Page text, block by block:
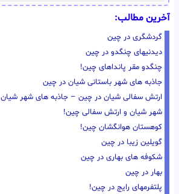
آخرین مطالب:
گردشگری در چین
دیدنیهای چنگدو در چین
چنگدو مقر پانداهای چین!
جاذبه های شهر باستانی شیان در چین
ارتش سفالی شیان در چین – جاذبه های شهر شیان
شهر شیان و ارتش سفالی چین!
کوهستان هوانگشان چین!
گویلین زیبا در چین
شکوفه های بهاری در چین
بهار در چین
پلتفرمهای رایج در چین!